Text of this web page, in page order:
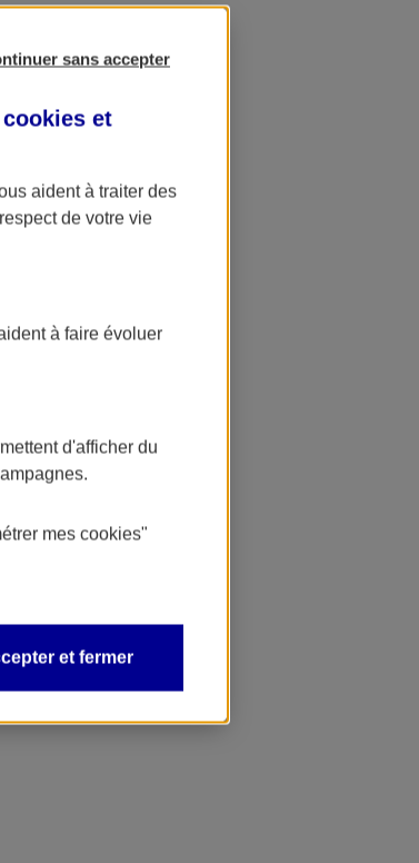
sans accepter
cookies et
aident à traiter des
de votre vie
à faire évoluer
d'afficher du
mes cookies"
et fermer